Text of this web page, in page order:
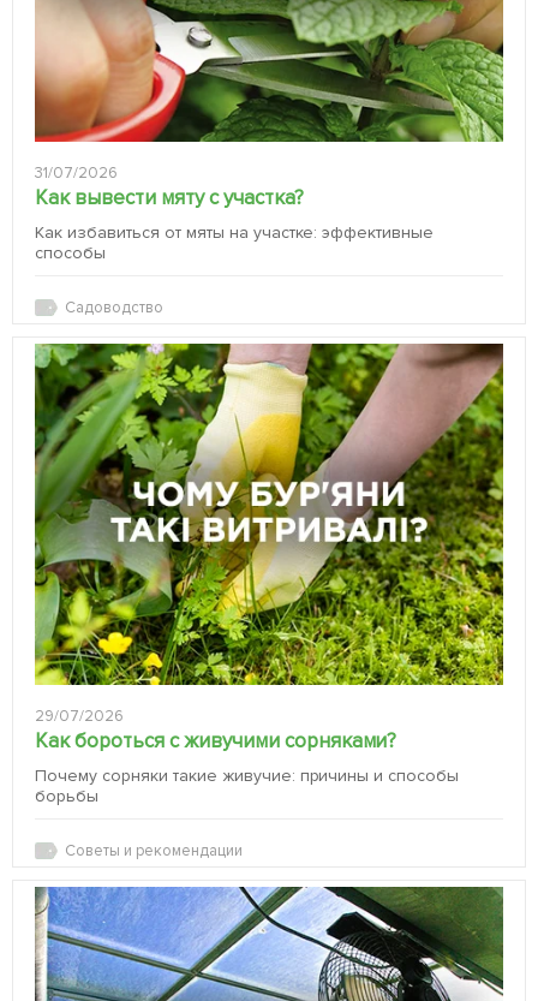
31/07/2026
Как вывести мяту с участка?
Как избавиться от мяты на участке: эффективные
способы
Садоводство
29/07/2026
Как бороться с живучими сорняками?
Почему сорняки такие живучие: причины и способы
борьбы
Советы и рекомендации